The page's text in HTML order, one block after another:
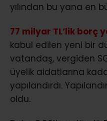
yılından bu yana en
77 milyar TL’lik borç
kabul edilen yeni bir
vatandaş, vergiden
üyelik aidatlarına
yapılandırdı.
oldu.